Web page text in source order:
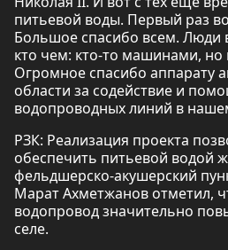
питьевой воды. Первый раз
Большое спасибо всем. Люди
кто чем: кто-то машинами,
Огромное спасибо аппарату
области за содействие и
водопроводных линий в
РЗК: Реализация проекта
обеспечить питьевой водой
фельдшерско-акушерский
Марат Ахметжанов отметил,
водопровод значительно
селе.